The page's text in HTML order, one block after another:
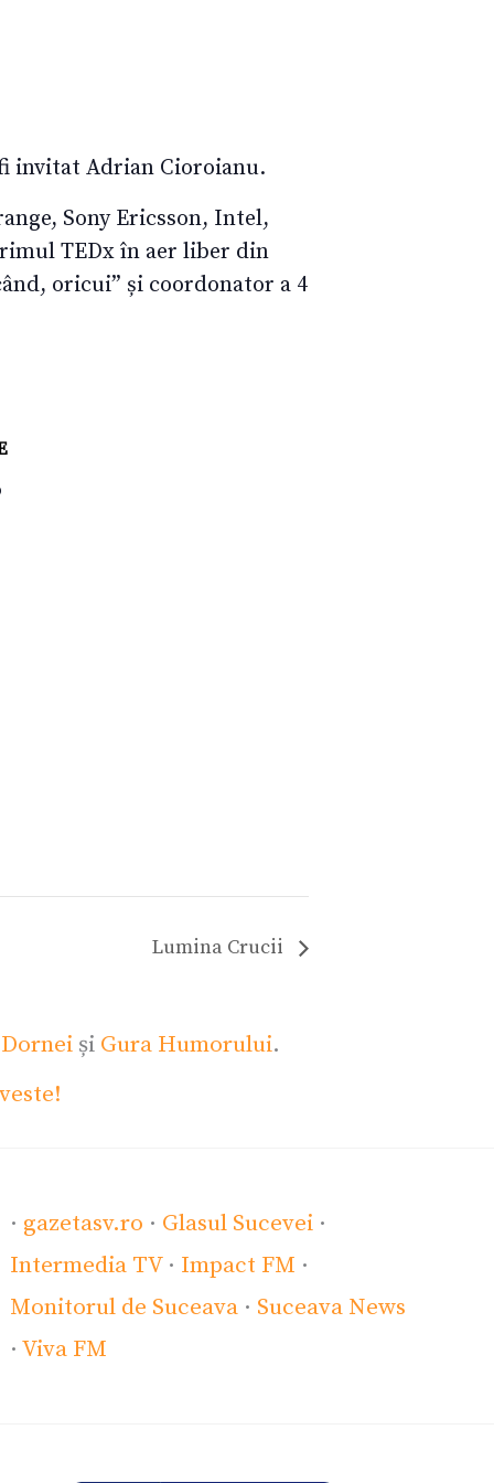
invitat Adrian Cioroianu.
Sony Ericsson, Intel,
TEDx în aer liber din
oricui” și coordonator a 4
Lumina Crucii
și Gura Humorului.
· gazetasv.ro · Glasul Sucevei ·
Intermedia TV· Impact FM ·
Monitorul de Suceava · Suceava News
·Viva FM